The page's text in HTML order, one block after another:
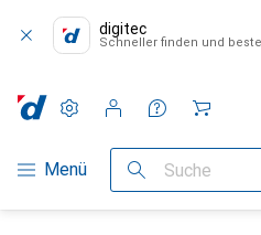
digitec
Schneller finden und
Navigation nach Kategorien
Menü Suche
Einstellungen
Kundenkonto
Vergleichslisten
Merklisten
Warenkorb